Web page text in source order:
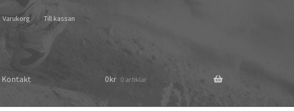
Varukorg Till kassan
Kontakt 0kr 0 artiklar